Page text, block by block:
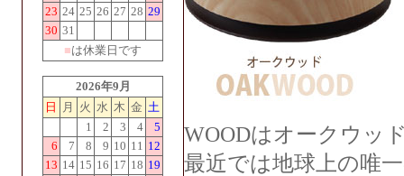
23 24 25 26 27 28 29
30 31
■は休業日です
2026年9月
日
月 火 水 木 金 土
1
2 3 4
5
6
7 8 9 10 11 12
13 14 15 16 17 18 19
WOODはオークウッ
最近では地球上の唯